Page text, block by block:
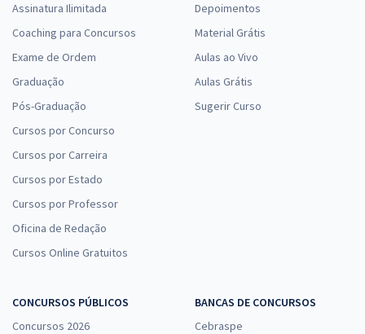
Comprar
Assinatura Ilimitada
Coaching para Concursos
Exame de Ordem
Graduação
Pós-Graduação
Cursos por Concurso
Cursos por Carreira
Cursos por Estado
Cursos por Professor
Oficina de Redação
Cursos Online Gratuitos
Depoimentos
Material Grátis
Aulas ao Vivo
Aulas Grátis
Sugerir Curso
CONCURSOS PÚBLICOS
Concursos 2026
BANCAS DE CONCURSOS
Cebraspe